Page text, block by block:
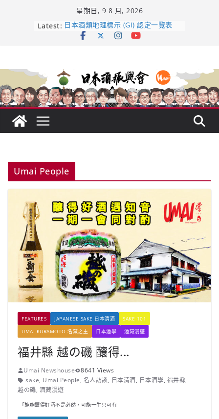
星期日, 9 8 月, 2026
Latest: 日本酒類地理標示 (GI) 認定一覽表
UMAI SAKE MC題庫（2026年版
市場！梅乃宿上市背後的密碼
龜之井酒造：口說上手 – 山形純米大
吟釀的堅持與傳承 ～ くどき上手
Umai People
FEATURES JAPANESE SAKE 日本清酒
SAKE 101
UMAI KURAMOTO 名藏之主
日本酒學 酒藏漫遊
福井縣 越の磯 釀得...
Umai Newshouse
8641 Views
sake, Umai People, 名人訪談, 日本清酒, 日本酒學, 福井縣,
越の磯, 酒藏漫遊
「能夠釀得好酒不是必然，可能一生只可有